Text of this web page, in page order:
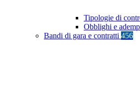
Tipologie di
Obblighi e
Bandi di gara e contratti 456